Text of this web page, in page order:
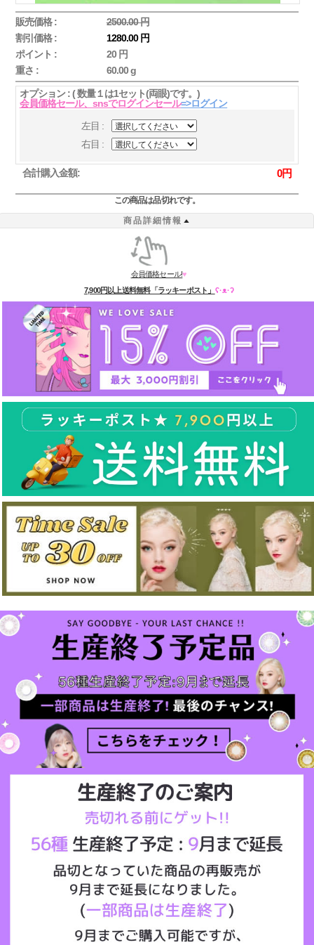
販売価格 :
2500.00 円
割引価格 :
1280.00 円
ポイント :
20 円
重さ :
60.00 g
オプション : ( 数量１は1セット(両眼)です。)
会員価格セール、snsでログインセール=>ログイン
左目 :
右目 :
合計購入金額: 0円
この商品は品切れです。
商品詳細情報
会員価格セール!♥
7,900円以上送料無料「ラッキーポスト」 ʕ·ᴥ·ʔ